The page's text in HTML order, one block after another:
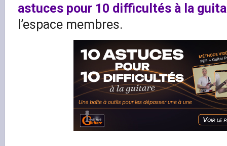
astuces pour 10 difficultés à la
l’espace membres.